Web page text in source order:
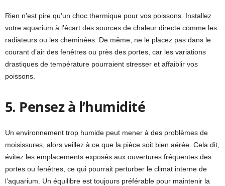
Rien n’est pire qu’un choc thermique pour vos poissons. Installez
votre aquarium à l’écart des sources de chaleur directe comme les
radiateurs ou les cheminées. De même, ne le placez pas dans le
courant d’air des fenêtres ou près des portes, car les variations
drastiques de température pourraient stresser et affaiblir vos
poissons.
5. Pensez à l’humidité
Un environnement trop humide peut mener à des problèmes de
moisissures, alors veillez à ce que la pièce soit bien aérée. Cela dit,
évitez les emplacements exposés aux ouvertures fréquentes des
portes ou fenêtres, ce qui pourrait perturber le climat interne de
l’aquarium. Un équilibre est toujours préférable pour maintenir la